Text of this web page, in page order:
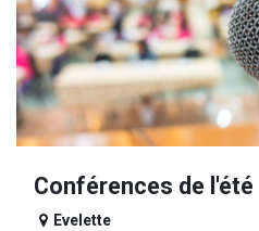
Conférences de l'été
Evelette